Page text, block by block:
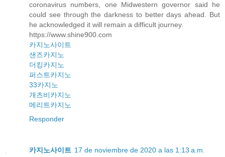
coronavirus numbers, one Midwestern governor said he
could see through the darkness to better days ahead. But
he acknowledged it will remain a difficult journey.
https://www.shine900.com
카지노사이트
샌즈카지노
더킹카지노
퍼스트카지노
33카지노
개츠비카지노
메리트카지노
Responder
카지노사이트 17 de noviembre de 2020 a las 1:13 a.m.